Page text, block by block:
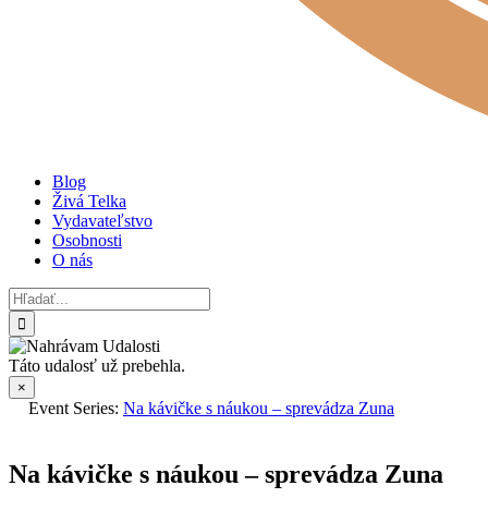
Blog
Živá Telka
Vydavateľstvo
Osobnosti
O nás
Hľadať:
Táto udalosť už prebehla.
×
Event Series: Na kávičke s náukou – sprevádza Zuna
Na kávičke s náukou – sprevádza Zuna